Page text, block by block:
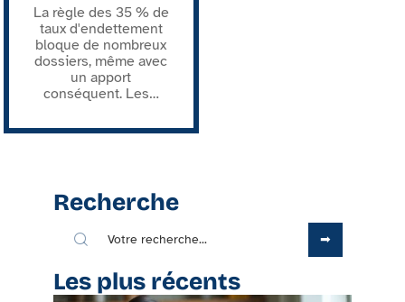
La règle des 35 % de
taux d'endettement
bloque de nombreux
dossiers, même avec
un apport
conséquent. Les…
Recherche
Les plus récents